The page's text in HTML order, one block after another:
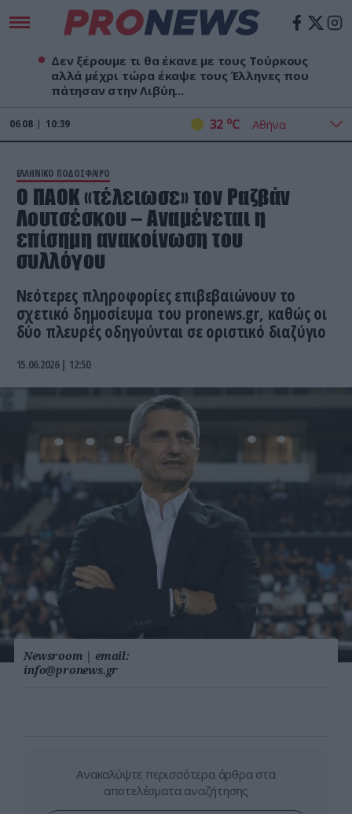
Δεν ξέρουμε τι θα έκανε με τους Τούρκους
αλλά μέχρι τώρα έκαψε τους Έλληνες που
πάτησαν στην Λιβύη...
06 08 10:39 32 oC
ΕΛΛΗΝΙΚΟ ΠΟΔΟΣΦΑΙΡΟ
O ΠΑΟΚ «τέλειωσε» τον Ραζβάν
Λουτσέσκου – Αναμένεται η
επίσημη ανακοίνωση του
συλλόγου
Νεότερες πληροφορίες επιβεβαιώνουν το
σχετικό δημοσίευμα του pronews.gr, καθώς οι
δύο πλευρές οδηγούνται σε οριστικό διαζύγιο
15.06.2026 | 12:50
Newsroom | email:
info@pronews.gr
Ανακαλύψτε περισσότερα άρθρα στα
αποτελέσματα αναζήτησης